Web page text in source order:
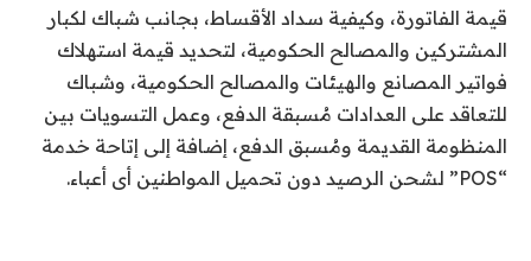
قيمة الفاتورة، وكيفية سداد الأقساط، بجانب شباك لكبار
المشتركين والمصالح الحكومية، لتحديد قيمة استهلاك
فواتير المصانع والهيئات والمصالح الحكومية، وشباك
للتعاقد على العدادات مُسبقة الدفع، وعمل التسويات بين
المنظومة القديمة ومُسبق الدفع، إضافة إلى إتاحة خدمة
“POS” لشحن الرصيد دون تحميل المواطنين أى أعباء.